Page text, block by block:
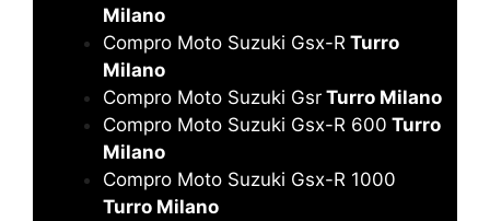
Milano
Compro Moto Suzuki Gsx-R Turro
Milano
Compro Moto Suzuki Gsr Turro Milano
Compro Moto Suzuki Gsx-R 600 Turro
Milano
Compro Moto Suzuki Gsx-R 1000
Turro Milano